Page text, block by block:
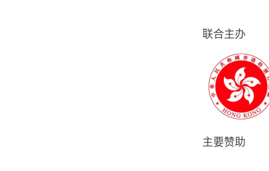
联合主办
主要赞助